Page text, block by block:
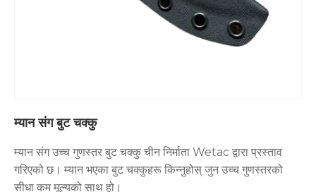
म्यान संग बुट चक्कु
म्यान संग उच्च गुणस्तर बुट चक्कु चीन निर्माता Wetac द्वारा प्रस्ताव
गरिएको छ। म्यान भएका बुट चक्कुहरू किन्नुहोस् जुन उच्च गुणस्तरको
सीधा कम मूल्यको साथ हो।